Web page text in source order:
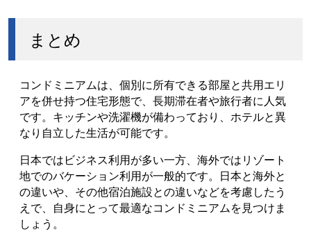
まとめ
コンドミニアムは、個別に所有できる部屋と共用エリ
アを併せ持つ住宅形態で、長期滞在者や旅行者に人気
です。キッチンや洗濯機が備わっており、ホテルと異
なり自立した生活が可能です。
日本ではビジネス利用が多い一方、海外ではリゾート
地でのバケーション利用が一般的です。日本と海外と
の違いや、その他宿泊施設との違いなどを考慮したう
えで、自身にとって最適なコンドミニアムを見つけま
しょう。